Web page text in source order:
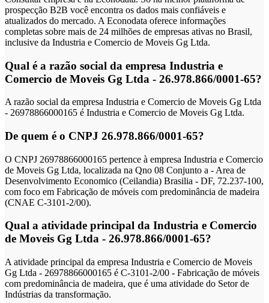
prospecção B2B você encontra os dados mais confiáveis e
atualizados do mercado. A Econodata oferece informações
completas sobre mais de 24 milhões de empresas ativas no Brasil,
inclusive da Industria e Comercio de Moveis Gg Ltda.
Qual é a razão social da empresa Industria e
Comercio de Moveis Gg Ltda - 26.978.866/0001-65?
A razão social da empresa Industria e Comercio de Moveis Gg Ltda
- 26978866000165 é Industria e Comercio de Moveis Gg Ltda.
De quem é o CNPJ 26.978.866/0001-65?
O CNPJ 26978866000165 pertence à empresa Industria e Comercio
de Moveis Gg Ltda, localizada na Qno 08 Conjunto a - Area de
Desenvolvimento Economico (Ceilandia) Brasilia - DF, 72.237-100,
com foco em Fabricação de móveis com predominância de madeira
(CNAE C-3101-2/00).
Qual a atividade principal da Industria e Comercio
de Moveis Gg Ltda - 26.978.866/0001-65?
A atividade principal da empresa Industria e Comercio de Moveis
Gg Ltda - 26978866000165 é C-3101-2/00 - Fabricação de móveis
com predominância de madeira, que é uma atividade do Setor de
Indústrias da transformação.